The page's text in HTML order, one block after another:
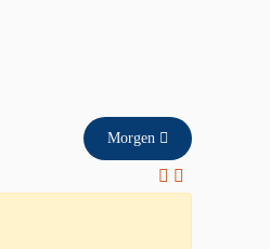
Morgen